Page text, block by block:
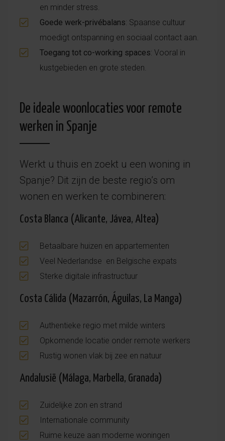
en minder stress.
Goede werk-privébalans: Spaanse cultuur
moedigt ontspanning en sociaal contact aan.
Toegang tot co-working spaces: Vooral in
kustgebieden en grote steden.
De ideale woonlocaties voor remote
werken in Spanje
Werkt u thuis en zoekt u een woning in
Spanje? Dit zijn de beste regio’s om
wonen en werken te combineren:
Costa Blanca (Alicante, Jávea, Altea)
Betaalbare huizen en appartementen
Veel Nederlandse en Belgische expats
Sterke digitale infrastructuur
Costa Cálida (Mazarrón, Águilas, La Manga)
Authentieke regio met milde winters
Opkomende locatie onder remote werkers
Rustig wonen vlak bij zee en natuur
Andalusië (Málaga, Marbella, Granada)
Zuidelijke zon en strand
Internationale community
Ruime keuze aan moderne woningen